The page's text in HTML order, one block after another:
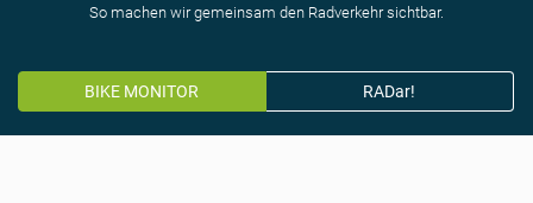
So machen wir gemeinsam den Radverkehr sichtbar.
BIKE MONITOR RADar!